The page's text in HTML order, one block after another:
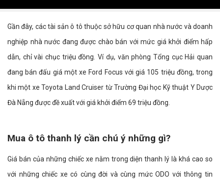
Gần đây, các tài sản ô tô thuộc sở hữu cơ quan nhà nước và doanh
nghiệp nhà nước đang được chào bán với mức giá khởi điểm hấp
dẫn, chỉ vài chục triệu đồng. Ví dụ, văn phòng Tổng cục Hải quan
đang bán đấu giá một xe Ford Focus với giá 105 triệu đồng, trong
khi một xe Toyota Land Cruiser từ Trường Đại học Kỹ thuật Y Dược
Đà Nẵng được đề xuất với giá khởi điểm 69 triệu đồng.
Mua ô tô thanh lý cần chú ý những gì?
Giá bán của những chiếc xe nằm trong diện thanh lý là khá cao so
với những chiếc xe có cùng đời và cùng mức ODO với thông tin